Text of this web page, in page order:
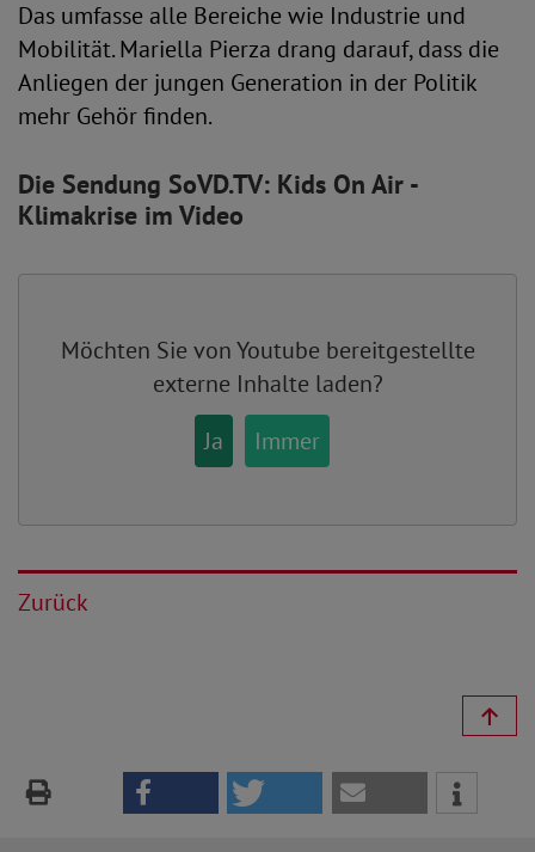
Das umfasse alle Bereiche wie Industrie und
Mobilität. Mariella Pierza drang darauf, dass die
Anliegen der jungen Generation in der Politik
mehr Gehör finden.
Die Sendung SoVD.TV: Kids On Air -
Klimakrise im Video
Möchten Sie vonYoutube bereitgestellte
externe Inhalte laden?
Ja
Immer
Zurück